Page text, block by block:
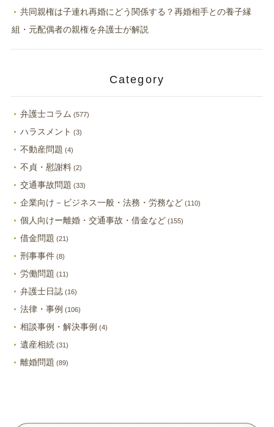
共同親権は子連れ再婚にどう関係する？再婚相手との養子縁
組・元配偶者の親権を弁護士が解説
Category
弁護士コラム (577)
ハラスメント (3)
不動産問題 (4)
不貞・慰謝料(2)
交通事故問題 (33)
企業向け－ビジネス一般・法務・労務など (110)
個人向けー離婚・交通事故・借金など (155)
借金問題 (21)
刑事事件(8)
労働問題 (11)
弁護士日誌(16)
法律・事例 (106)
相談事例・解決事例 (4)
遺産相続(31)
離婚問題 (89)